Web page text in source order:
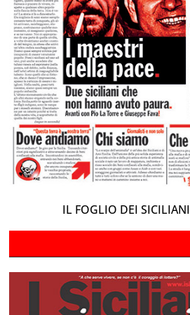
IL FOGLIO DEI SICILIANI